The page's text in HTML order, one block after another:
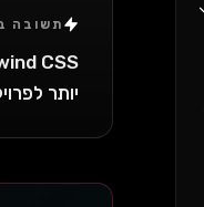
תשובה ב-30
יותר